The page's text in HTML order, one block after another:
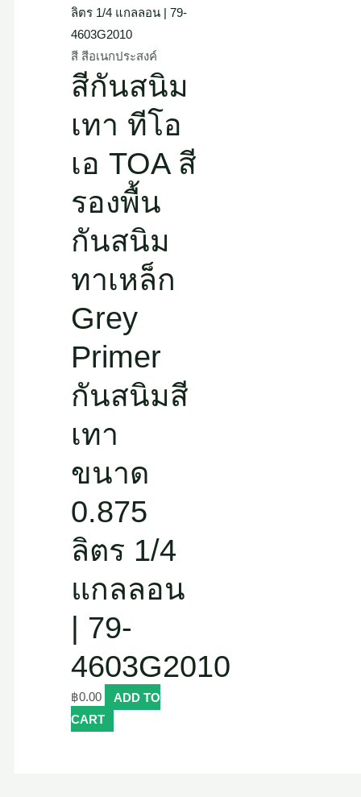
สี สีอเนกประสงค์
สีกันสนิม
เทา ทีโอ
เอ TOA สี
รองพื้น
กันสนิม
ทาเหล็ก
Grey
Primer
กันสนิมสี
เทา
ขนาด
0.875
ลิตร 1/4
แกลลอน
| 79-
4603G2010
฿0.00
ADD TO
CART